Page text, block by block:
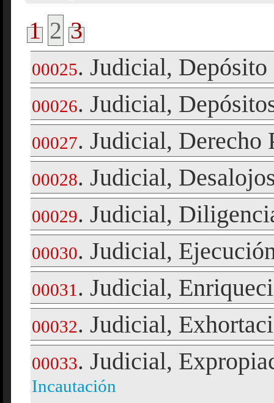
1 2 3
00025. Judicial, Depósito
00026. Judicial,
00027. Judicial, Derecho
00028. Judicial,
00029. Judicial,
00030. Judicial,
00031 . Judicial,
00032. Judicial,
00033. Judicial,
Incautación